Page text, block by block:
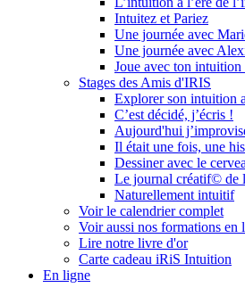
Intuitez et Pariez
Une journée avec
Une journée avec
Joue avec ton intuition
Stages des Amis d'IRIS
Explorer son intuition
C’est décidé, j’écris !
Aujourd'hui
Il était une fois, une
Dessiner avec le
Le journal créatif© de
Naturellement intuitif
Voir le calendrier complet
Voir aussi nos formations en
Lire notre livre d'or
Carte cadeau iRiS Intuition
En ligne